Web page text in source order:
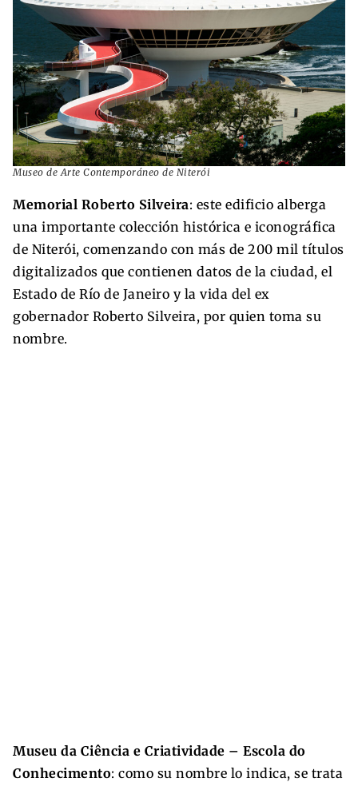
Museo de Arte Contemporáneo de Niterói
Memorial Roberto Silveira: este edificio alberga
una importante colección histórica e iconográfica
de Niterói, comenzando con más de 200 mil títulos
digitalizados que contienen datos de la ciudad, el
Estado de Río de Janeiro y la vida del ex
gobernador Roberto Silveira, por quien toma su
nombre.
Museu da Ciência e Criatividade – Escola do
Conhecimento: como su nombre lo indica, se trata